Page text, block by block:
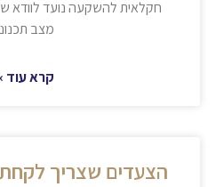
חקלאית להשקעה נועד
מצב
קרא עוד
הצעדים שצריך לקחת